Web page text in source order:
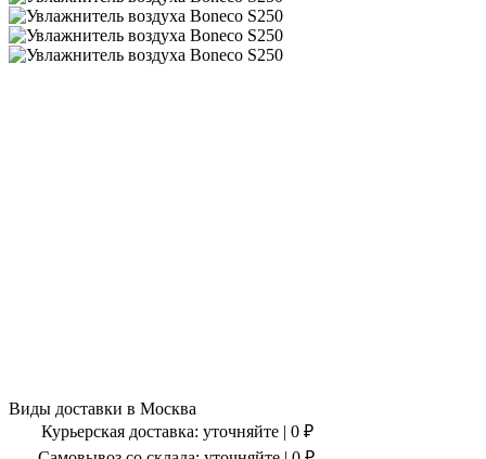
Виды доставки в Москва
Курьерская доставка: уточняйте | 0 ₽